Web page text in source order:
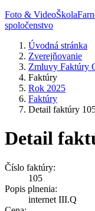
Foto & VideoŠkola
spoločenstvo
Úvodná stránka
Zverejňovanie
Zmluvy Faktúry
Faktúry
Rok 2025
Faktúry
Detail faktúry
Detail
Číslo faktúry:
105
Popis plnenia:
internet III.Q